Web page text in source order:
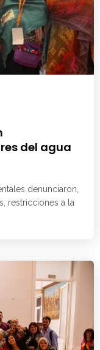
del agua
denunciaron,
restricciones a la